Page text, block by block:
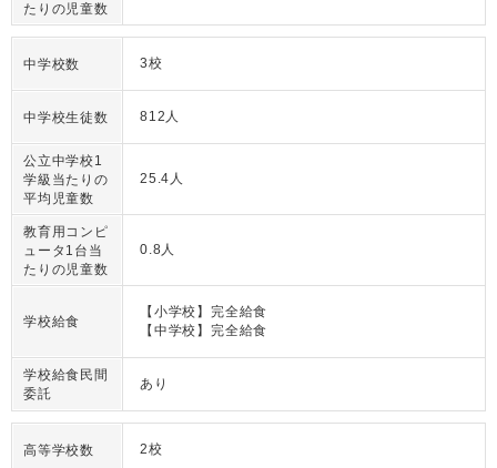
たりの児童数
中学校数 3校
中学校生徒数 812人
公立中学校1
学級当たりの
平均児童数
25.4人
教育用コンピ
ュータ1台当
たりの児童数
0.8人
学校給食
【小学校】完全給食
【中学校】完全給食
学校給食民間
委託
あり
高等学校数 2校